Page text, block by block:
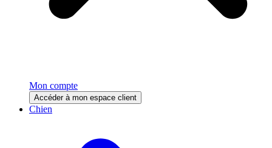
Mon compte
Accéder à mon espace client
Chien